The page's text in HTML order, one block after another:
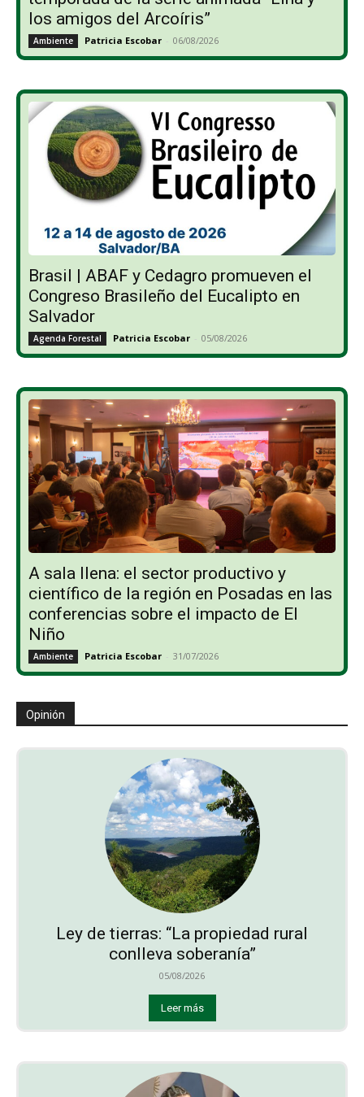
los amigos del Arcoíris”
Ambiente Patricia Escobar - 06/08/2026
Brasil | ABAF y Cedagro promueven el
Congreso Brasileño del Eucalipto en
Salvador
Agenda Forestal Patricia Escobar - 05/08/2026
A sala llena: el sector productivo y
científico de la región en Posadas en las
conferencias sobre el impacto de El
Niño
Ambiente Patricia Escobar - 31/07/2026
Opinión
Ley de tierras: “La propiedad rural
conlleva soberanía”
05/08/2026
Leer más